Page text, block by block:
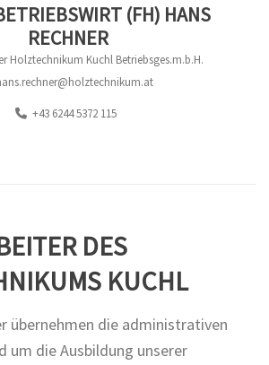
(FH) HANS
RECHNER
Holztechnikum Kuchl Betriebsges.m.b.H.
+43 6244 5372 115
DES
KUCHL
übernehmen die administrativen
um die Ausbildung unserer